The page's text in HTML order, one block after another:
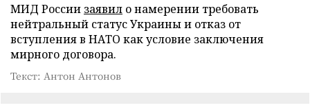
МИД России заявил о намерении требовать
нейтральный статус Украины и отказ от
вступления в НАТО как условие заключения
мирного договора.
Текст: Антон Антонов